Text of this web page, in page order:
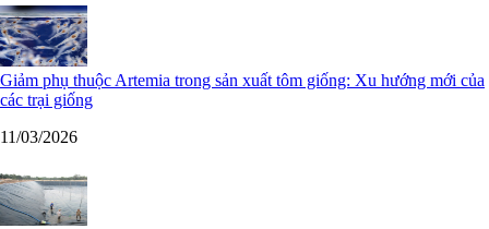
Giảm phụ thuộc Artemia trong sản xuất tôm giống: Xu hướng mới của
các trại giống
11/03/2026